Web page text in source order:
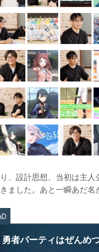
、設計思想、当初は主
ました。あと一瞬あだ
勇者パーティはぜんめ